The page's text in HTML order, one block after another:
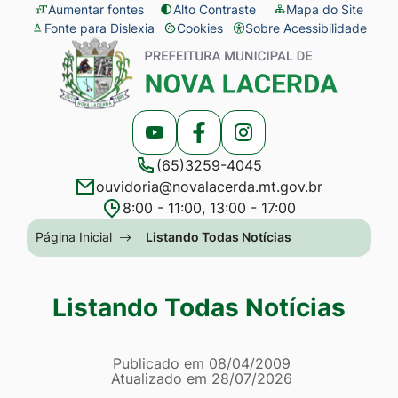
Seção
de
atalhos
acessibilidade
Ir
para
conteúdo
menu
[alt+2]
para
Aumentar fontes Alto Contraste
Mapa do Site
Fonte para Dislexia
Cookies
Abrir
preferências
de
cookies
Sobre Acessibilidade
Seção
menu
Acessar
a
Rede
Social
Acessar
a
Rede
Social
Acessar
a
Rede
Social
(65)3259-4045
ouvidoria@novalacerda.mt.gov.br
8:00 - 11:00, 13:00 - 17:00
Seção
do
principal
Página Inicial Listando Todas Notícias
Listando Todas Notícias
Página Listando Todas
Informações
Publicado em 08/04/2009
Atualizado em 28/07/2026